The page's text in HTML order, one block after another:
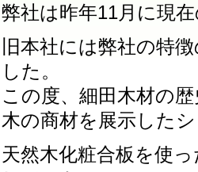
弊社は昨年11月に現
旧本社には弊社の特
した。
この度、細田木材の
木の商材を展示した
天然木化粧合板を使